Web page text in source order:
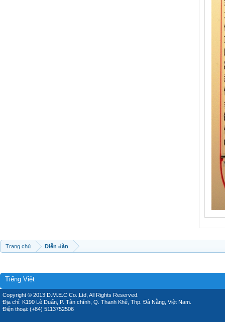
Trang chủ Diễn đàn
Tiếng Việt
Copyright © 2013 D.M.E.C Co.,Ltd, All Rights Reserved.
Địa chỉ: K190 Lê Duẩn, P. Tân chính, Q. Thanh Khê, Thp. Đà Nẵng, Việt Nam.
Điện thoại: (+84) 5113752506